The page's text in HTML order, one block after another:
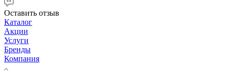
Оставить отзыв
Каталог
Акции
Услуги
Бренды
Компания